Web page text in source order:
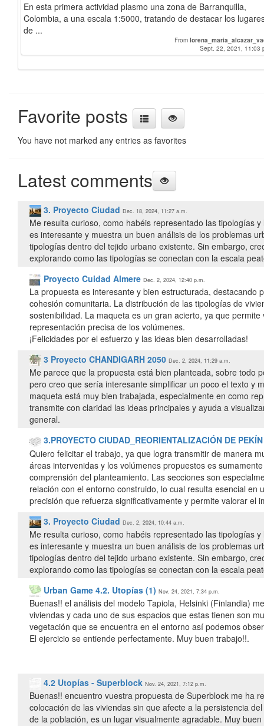
En esta primera actividad plasmo una zona de Barranquilla,
Colombia, a una escala 1:5000, tratando de destacar los
de ...
From
Sept. 22, 2021, 11:03
Favorite posts
You have not marked any entries as favorites
Latest comments
3. Proyecto Ciudad Dec. 18, 2024, 11:27 a.m.
Me resulta curioso, como habéis representado las tipologías
es interesante y muestra un buen análisis de los problemas
tipologías dentro del tejido urbano existente. Sin embargo,
explorando como las tipologías se conectan con la escala
Proyecto Cuidad Almere Dec. 2, 2024, 12:40 p.m.
La propuesta es interesante y bien estructurada,
cohesión comunitaria. La distribución de las tipologías de
sostenibilidad. La maqueta es un gran acierto, ya que
representación precisa de los volúmenes.
¡Felicidades por el esfuerzo y las ideas bien desarrolladas!
3 Proyecto CHANDIGARH 2050 Dec. 2, 2024, 11:29 a.m.
Me parece que la propuesta está bien planteada, sobre todo
pero creo que sería interesante simplificar un poco el texto y
maqueta está muy bien trabajada, especialmente en como
transmite con claridad las ideas principales y ayuda a
general.
3.PROYECTO CIUDAD_REORIENTALIZACIÓN DE PEKÍN
Quiero felicitar el trabajo, ya que logra transmitir de manera
áreas intervenidas y los volúmenes propuestos es
comprensión del planteamiento. Las secciones son
relación con el entorno construido, lo cual resulta esencial
precisión que refuerza significativamente y permite valorar el
3. Proyecto Ciudad Dec. 2, 2024, 10:44 a.m.
Me resulta curioso, como habéis representado las tipologías
es interesante y muestra un buen análisis de los problemas
tipologías dentro del tejido urbano existente. Sin embargo,
explorando como las tipologías se conectan con la escala
Urban Game 4.2. Utopías (1) Nov. 24, 2021, 7:34 p.m.
Buenas!! el análisis del modelo Tapiola, Helsinki (Finlandia)
viviendas y cada uno de sus espacios que estas tienen son
vegetación que se encuentra en el entorno así podemos
El ejercicio se entiende perfectamente. Muy buen trabajo!!.
4.2 Utopías - Superblock Nov. 24, 2021, 7:12 p.m.
Buenas!! encuentro vuestra propuesta de Superblock me ha
colocación de las viviendas sin que afecte a la persistencia
de la población, es un lugar visualmente agradable. Muy